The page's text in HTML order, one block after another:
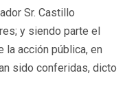
Sr. Castillo
y siendo parte el
acción pública, en
sido conferidas, dicto